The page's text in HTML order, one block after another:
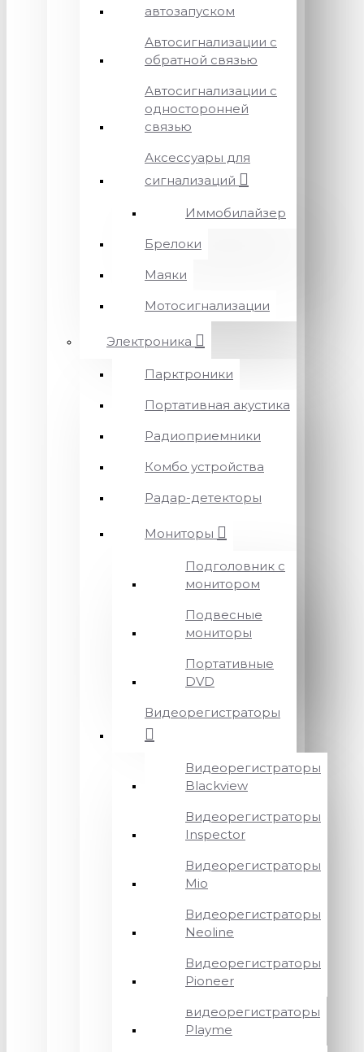
автозапуском
Автосигнализации с
обратной связью
Автосигнализации с
односторонней
связью
Аксессуары для
сигнализаций
Иммобилайзер
Брелоки
Маяки
Мотосигнализации
Электроника
Парктроники
Портативная акустика
Радиоприемники
Комбо устройства
Радар-детекторы
Мониторы
Подголовник с
монитором
Подвесные
мониторы
Портативные
DVD
Видеорегистраторы
Видеорегистраторы
Blackview
Видеорегистраторы
Inspector
Видеорегистраторы
Mio
Видеорегистраторы
Neoline
Видеорегистраторы
Pioneer
видеорегистраторы
Playme